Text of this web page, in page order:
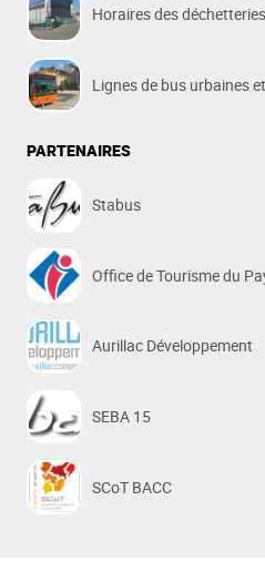
Horaires des déchetteries
Lignes de bus urbaines
PARTENAIRES
Stabus
Office de Tourisme du
Aurillac Développement
SEBA 15
SCoT BACC